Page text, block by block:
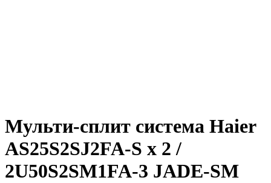
Мульти-сплит система Haier
AS25S2SJ2FA-S x 2 /
2U50S2SM1FA-3 JADE-SM